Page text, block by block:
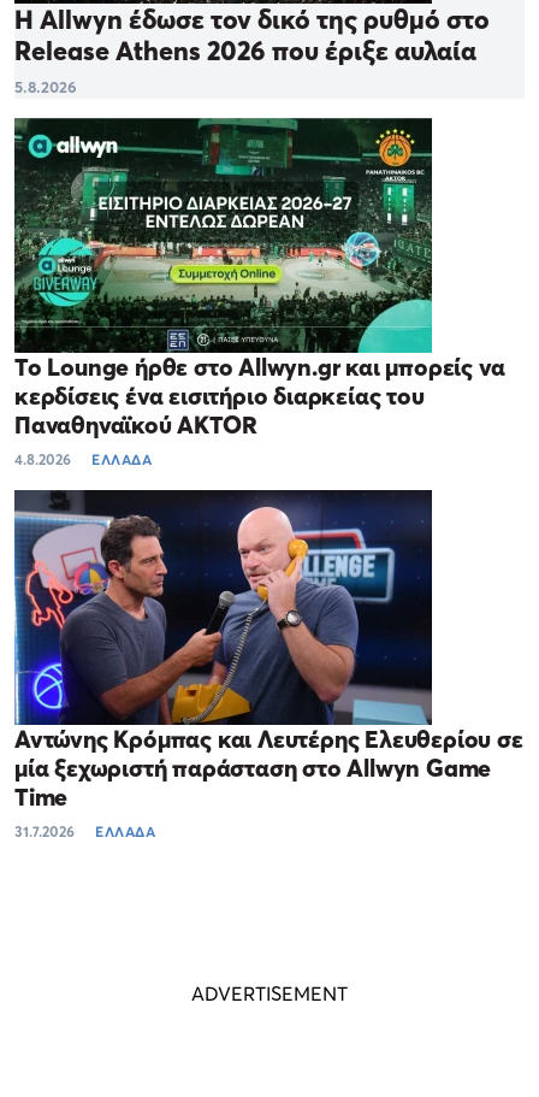
Η Allwyn έδωσε τον δικό της ρυθμό στο
Release Athens 2026 που έριξε αυλαία
5.8.2026
Το Lounge ήρθε στο Allwyn.gr και μπορείς να
κερδίσεις ένα εισιτήριο διαρκείας του
Παναθηναϊκού AKTOR
4.8.2026 ΕΛΛΑΔΑ
Αντώνης Κρόμπας και Λευτέρης Ελευθερίου σε
μία ξεχωριστή παράσταση στο Allwyn Game
Time
31.7.2026 ΕΛΛΑΔΑ